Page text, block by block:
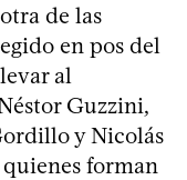
de las
en pos del
al
Guzzini,
y Nicolás
forman